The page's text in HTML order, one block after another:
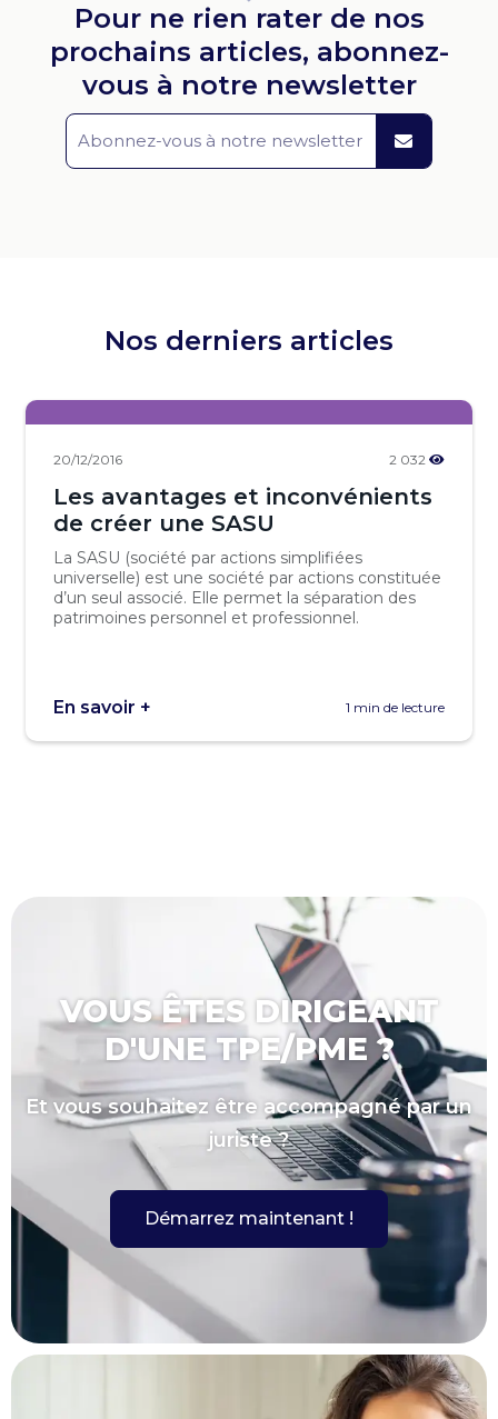
Pour ne rien rater de nos
prochains articles, abonnez-
vous à notre newsletter
Nos derniers articles
20/12/2016 2 032
Les avantages et inconvénients
de créer une SASU
La SASU (société par actions simplifiées
universelle) est une société par actions constituée
d’un seul associé. Elle permet la séparation des
patrimoines personnel et professionnel.
En savoir + 1 min de lecture
VOUS ÊTES DIRIGEANT
D'UNE TPE/PME ?
Et vous souhaitez être accompagné par un
juriste ?
Démarrez maintenant !